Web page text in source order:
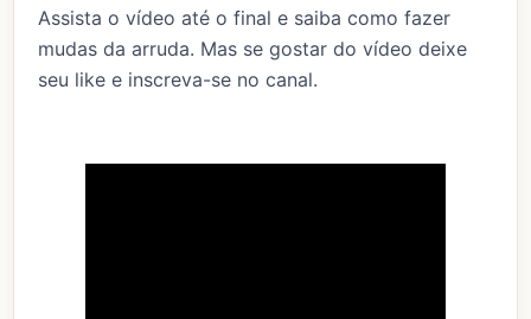
Assista o vídeo até o final e saiba como fazer
mudas da arruda. Mas se gostar do vídeo deixe
seu like e inscreva-se no canal.